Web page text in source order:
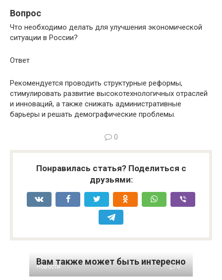
Вопрос
Что необходимо делать для улучшения экономической
ситуации в России?
Ответ
Рекомендуется проводить структурные реформы,
стимулировать развитие высокотехнологичных отраслей
и инноваций, а также снижать административные
барьеры и решать демографические проблемы.
0
Понравилась статья? Поделиться с
друзьями:
Вам также может быть интересно
Новости 0